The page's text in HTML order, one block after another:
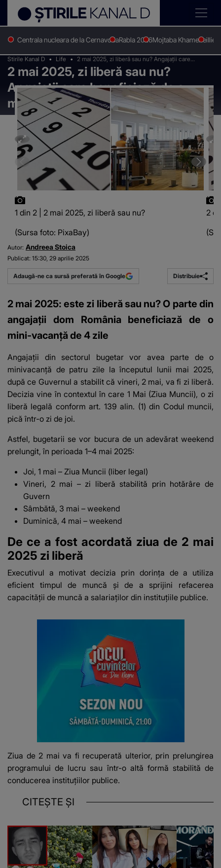
Centrala nucleara de la CernavodaRabla 2026Mojtaba KhameneiIlie
Stirile Kanal D Life
2 mai 2025, zi liberă sau nu? Angajații care
beneficiază de o mini-vacanță de 4 zile
2 mai 2025, zi liberă sau nu?
Angajații care beneficiază de o
mini-vacanță de 4 zile
1 din 2 | 2 mai 2025, zi liberă sau nu?
(Sursa foto: PixaBay)
2
Autor: Andreea Stoica
Publicat: 15:30, 29 aprilie 2025
Adaugă-ne ca sursă preferată în Google Distribuie
2 mai 2025: este zi liberă sau nu? O parte din
angajații dom România beneficiază de o
mini-vacanță de 4 zile
Angajații din sectorul bugetar vor avea parte de o
minivacanță de patru zile la începutul lunii mai 2025,
după ce Guvernul a stabilit că vineri, 2 mai, va fi zi liberă.
Decizia vine în contextul în care 1 Mai (Ziua Muncii), o zi
liberă legală conform art. 139 alin. (1) din Codul muncii,
pică într-o zi de joi.
Astfel, bugetarii se vor bucura de un adevărat weekend
prelungit, în perioada 1–4 mai 2025:
Joi, 1 mai – Ziua Muncii (liber legal)
Vineri, 2 mai – zi liberă stabilită prin hotărâre de
Guvern
Sâmbătă, 3 mai – weekend
Duminică, 4 mai – weekend
De ce a fost acordată ziua de 2 mai
2025 zi liberă
Executivul a motivat decizia prin dorința de a utiliza
eficient timpul de muncă și de a sprijini refacerea
capacității de muncă a salariaților din instituțiile publice.
Ziua de 2 mai va fi recuperată ulterior, prin prelungirea
programului de lucru sau într-o altă formă stabilită de
conducerea instituțiilor publice.
CITEȘTE ȘI